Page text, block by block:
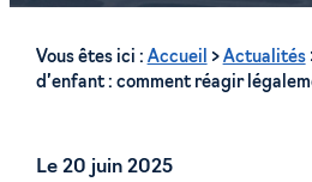
Vous êtes ici : Accueil > Actualités
d’enfant : comment réagir
Le 20 juin 2025